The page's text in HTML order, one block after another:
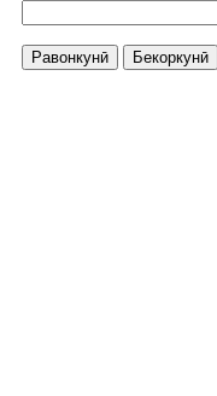
Равонкунӣ Бекоркунӣ